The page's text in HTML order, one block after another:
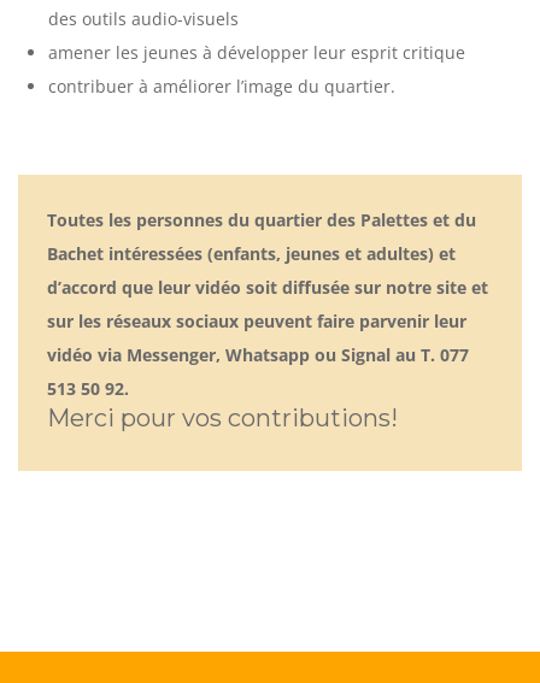
des outils audio-visuels
amener les jeunes à développer leur esprit critique
contribuer à améliorer l’image du quartier.
Toutes les personnes du quartier des Palettes et du
Bachet intéressées (enfants, jeunes et adultes) et
d’accord que leur vidéo soit diffusée sur notre site et
sur les réseaux sociaux peuvent faire parvenir leur
vidéo via Messenger, Whatsapp ou Signal au T. 077
513 50 92.
Merci pour vos contributions!